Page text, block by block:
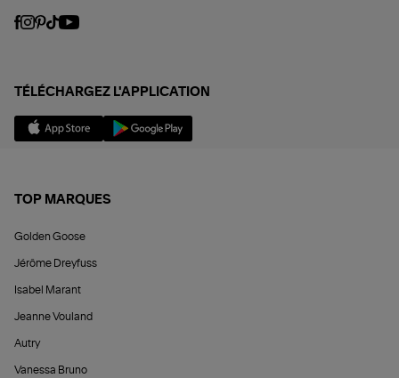
TÉLÉCHARGEZ L'APPLICATION
TOP MARQUES
Golden Goose
Jérôme Dreyfuss
Isabel Marant
Jeanne Vouland
Autry
Vanessa Bruno